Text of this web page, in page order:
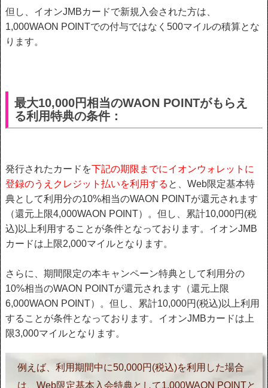
但し、イオンJMBカードで新規入会された方は、
1,000WAON POINTでの付与ではなく500マイルの積算とな
ります。
最大10,000円相当のWAON POINTがもらえ
る利用特典の条件：
発行されたカードを下記の期限までにイオンウォレットに
登録のうえクレジット払いを利用する と、Web限定基本特
典として利用分の10%相当のWAON POINTが還元されます
（還元上限4,000WAON POINT）。但し、累計10,000円(税
込)以上利用することが条件となっております。イオンJMB
カードは上限2,000マイルとなります。
さらに、期間限定の本キャンペーン特典として利用分の
10%相当のWAON POINTが還元されます（還元上限
6,000WAON POINT）。但し、累計10,000円(税込)以上利用
することが条件となっております。イオンJMBカードは上
限3,000マイルとなります。
例えば、利用期間中に50,000円(税込)を利用した場合
は、Web限定基本入会特典として1,000WAON POINTと